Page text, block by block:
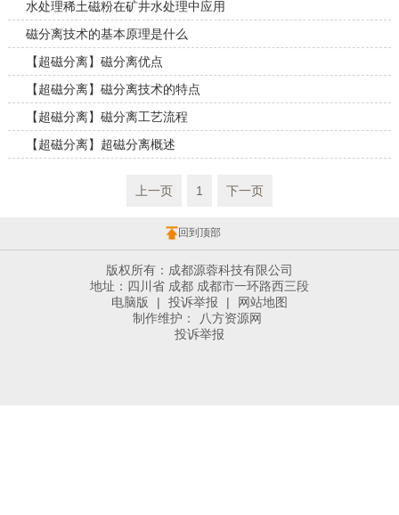
水处理稀土磁粉在矿井水处理中应用
磁分离技术的基本原理是什么
【超磁分离】磁分离优点
【超磁分离】磁分离技术的特点
【超磁分离】磁分离工艺流程
【超磁分离】超磁分离概述
上一页 1 下一页
回到顶部
版权所有：成都源蓉科技有限公司
地址：四川省 成都 成都市一环路西三段
电脑版
| 投诉举报 |
网站地图
制作维护：
八方资源网
投诉举报